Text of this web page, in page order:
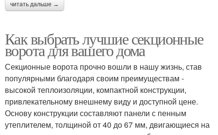
читать дальше →
Как выбрать лучшие секционные
ворота для вашего дома
Секционные ворота прочно вошли в нашу жизнь, став
популярными благодаря своим преимуществам -
высокой теплоизоляции, компактной конструкции,
привлекательному внешнему виду и доступной цене.
Основу конструкции составляют панели с пенным
утеплителем, толщиной от 40 до 67 мм, двигающиеся на